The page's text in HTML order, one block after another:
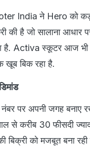
India ने Hero को
की है जो सालाना आधार
है. Activa स्कूटर आज
खूब बिक रहा है.
पर अपनी जगह बनाए
से करीब 30 फीसदी
बिक्री को मजबूत बना रही